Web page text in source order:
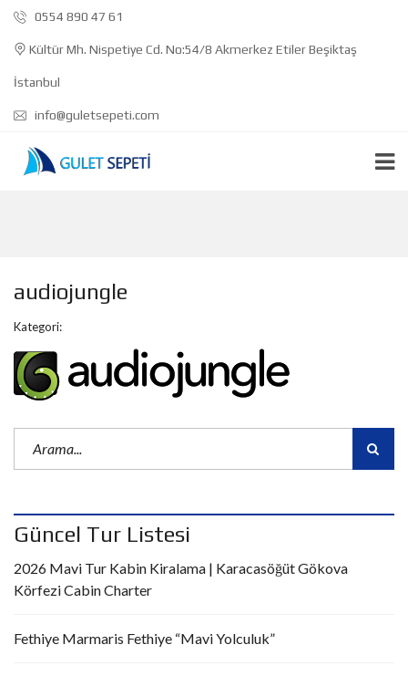
0554 890 47 61
Kültür Mh. Nispetiye Cd. No:54/8 Akmerkez Etiler Beşiktaş
İstanbul
info@guletsepeti.com
audiojungle
Kategori:
Güncel Tur Listesi
2026 Mavi Tur Kabin Kiralama | Karacasöğüt Gökova
Körfezi Cabin Charter
Fethiye Marmaris Fethiye “Mavi Yolculuk”